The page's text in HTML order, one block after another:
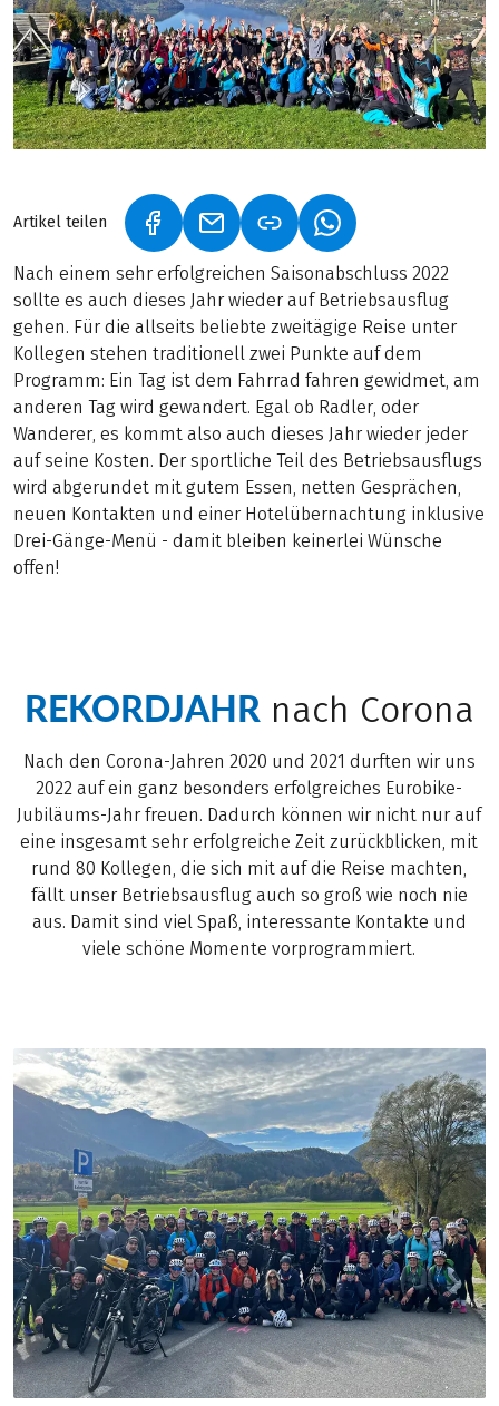
Artikel teilen (LINK ÖFFNET IN NEUEM TAB)
(LINK ÖFFNET IN NEUEM TAB)
(LINK ÖFFNET IN
Nach einem sehr erfolgreichen Saisonabschluss 2022
sollte es auch dieses Jahr wieder auf Betriebsausflug
gehen. Für die allseits beliebte zweitägige Reise unter
Kollegen stehen traditionell zwei Punkte auf dem
Programm: Ein Tag ist dem Fahrrad fahren gewidmet, am
anderen Tag wird gewandert. Egal ob Radler, oder
Wanderer, es kommt also auch dieses Jahr wieder jeder
auf seine Kosten. Der sportliche Teil des Betriebsausflugs
wird abgerundet mit gutem Essen, netten Gesprächen,
neuen Kontakten und einer Hotelübernachtung inklusive
Drei-Gänge-Menü - damit bleiben keinerlei Wünsche
offen!
REKORDJAHRnach Corona
Nach den Corona-Jahren 2020 und 2021 durften wir uns
2022 auf ein ganz besonders erfolgreiches Eurobike-
Jubiläums-Jahr freuen. Dadurch können wir nicht nur auf
eine insgesamt sehr erfolgreiche Zeit zurückblicken, mit
rund 80 Kollegen, die sich mit auf die Reise machten,
fällt unser Betriebsausflug auch so groß wie noch nie
aus. Damit sind viel Spaß, interessante Kontakte und
viele schöne Momente vorprogrammiert.